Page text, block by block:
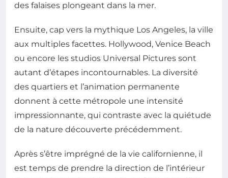
des falaises plongeant dans la mer.
Ensuite, cap vers la mythique Los Angeles, la ville
aux multiples facettes. Hollywood, Venice Beach
ou encore les studios Universal Pictures sont
autant d’étapes incontournables. La diversité
des quartiers et l’animation permanente
donnent à cette métropole une intensité
impressionnante, qui contraste avec la quiétude
de la nature découverte précédemment.
Après s’être imprégné de la vie californienne, il
est temps de prendre la direction de l’intérieur